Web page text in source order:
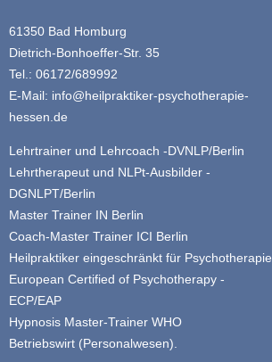
61350 Bad Homburg
Dietrich-Bonhoeffer-Str. 35
Tel.: 06172/689992
E-Mail: info@heilpraktiker-psychotherapie-
hessen.de
Lehrtrainer und Lehrcoach -DVNLP/Berlin
Lehrtherapeut und NLPt-Ausbilder -
DGNLPT/Berlin
Master Trainer IN Berlin
Coach-Master Trainer ICI Berlin
Heilpraktiker eingeschränkt für Psychotherapie
European Certified of Psychotherapy -
ECP/EAP
Hypnosis Master-Trainer WHO
Betriebswirt (Personalwesen).